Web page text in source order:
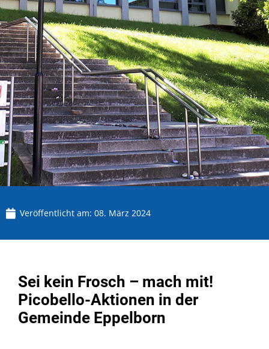
Veröffentlicht am: 08. März 2024
Sei kein Frosch – mach mit!
Picobello-Aktionen in der
Gemeinde Eppelborn